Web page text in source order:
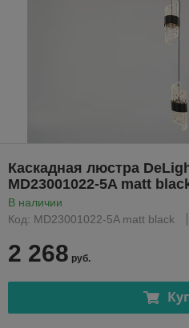
Каскадная люстра
MD23001022-5A matt
В наличии
Код: MD23001022-5A matt black
2 268 руб.